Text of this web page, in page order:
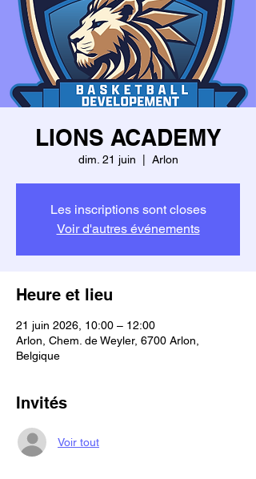
LIONS ACADEMY
dim. 21 juin Arlon
Les inscriptions sont closes
Voir d'autres événements
Heure et lieu
21 juin 2026, 10:00 – 12:00
Arlon, Chem. de Weyler, 6700 Arlon,
Belgique
Invités
Voir tout